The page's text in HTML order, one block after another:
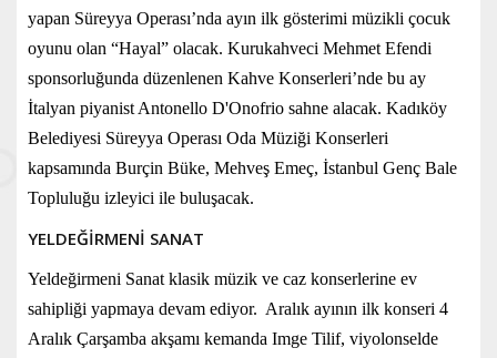
yapan Süreyya Operası’nda ayın ilk gösterimi müzikli çocuk
oyunu olan “Hayal” olacak. Kurukahveci Mehmet Efendi
sponsorluğunda düzenlenen Kahve Konserleri’nde bu ay
İtalyan piyanist Antonello D'Onofrio sahne alacak. Kadıköy
Belediyesi Süreyya Operası Oda Müziği Konserleri
kapsamında Burçin Büke, Mehveş Emeç, İstanbul Genç Bale
Topluluğu izleyici ile buluşacak.
YELDEĞİRMENİ SANAT
Yeldeğirmeni Sanat klasik müzik ve caz konserlerine ev
sahipliği yapmaya devam ediyor. Aralık ayının ilk konseri 4
Aralık Çarşamba akşamı kemanda Imge Tilif, viyolonselde